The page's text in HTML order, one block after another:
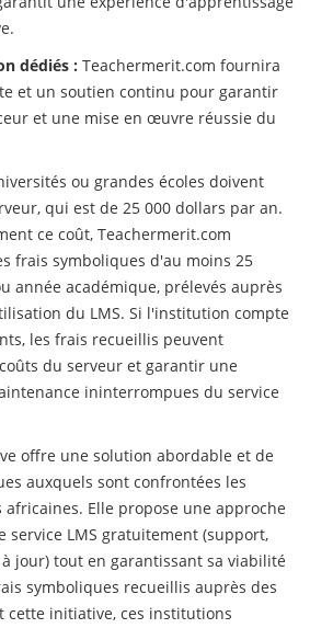
dédiés : Teachermerit.com fournira
et un soutien continu pour garantir
et une mise en œuvre réussie du
ou grandes écoles doivent
qui est de 25 000 dollars par an.
ce coût, Teachermerit.com
frais symboliques d'au moins 25
année académique, prélevés auprès
du LMS. Si l'institution compte
les frais recueillis peuvent
du serveur et garantir une
ininterrompues du service
offre une solution abordable et de
auxquels sont confrontées les
Elle propose une approche
LMS gratuitement (support,
jour) tout en garantissant sa viabilité
symboliques recueillis auprès des
cette initiative, ces institutions